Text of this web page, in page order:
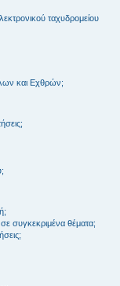
ταχυδρομείου
και Εχθρών;
συγκεκριμένα θέματα;